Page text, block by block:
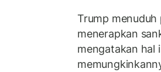
Trump menuduh
menerapkan
mengatakan hal